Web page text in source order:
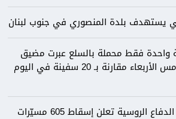
بلدة المنصوري في جنوب لبنان
واحدة فقط محملة بالسلع عبرت مضيق
باب المندب أمس الأربعاء مقارنة بـ 20 سفينة في اليوم
أ.ف.ب: وزارة الدفاع الروسية تعلن إسقاط 605 مسيّرات